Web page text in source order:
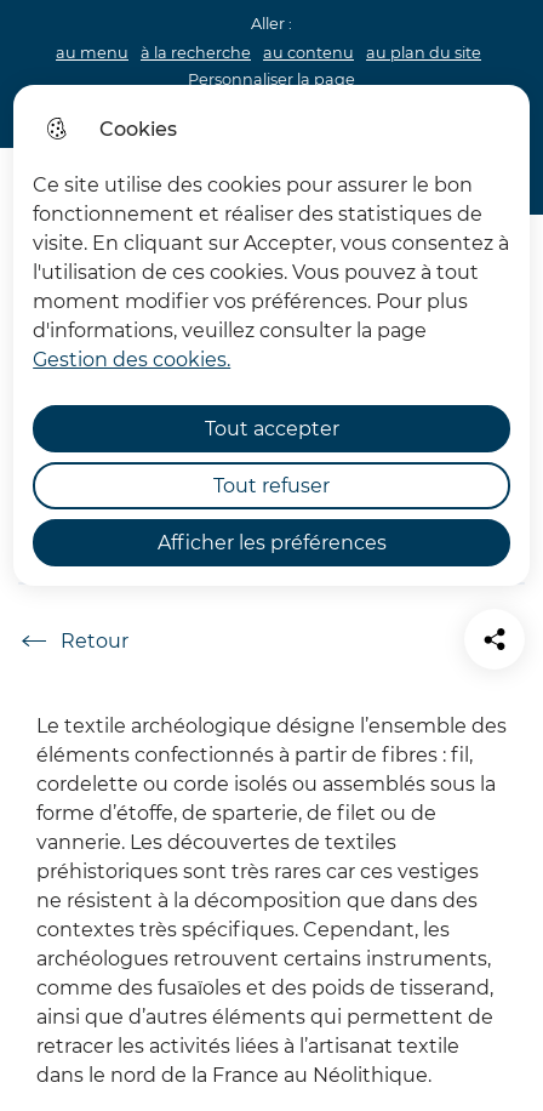
Cookies
Ce site utilise des cookies pour assurer le bon
fonctionnement et réaliser des statistiques de
visite. En cliquant sur Accepter, vous consentez à
l'utilisation de ces cookies. Vous pouvez à tout
moment modifier vos préférences. Pour plus
d'informations, veuillez consulter la page
Gestion des cookies.
Afficher les préférences
Tout accepter
Tout refuser
Aller :
au menu
à la recherche au contenu
au plan du site
Personnaliser la page
Archéologie 62
Menu
Café Archéo "Au Fil du
temps. Transformer les
plantes en textile au
Néolithique"
Accueil
Le textile archéologique désigne l’ensemble des
éléments confectionnés à partir de fibres : fil,
cordelette ou corde isolés ou assemblés sous la
forme d’étoffe, de sparterie, de filet ou de
vannerie. Les découvertes de textiles
préhistoriques sont très rares car ces vestiges
ne résistent à la décomposition que dans des
contextes très spécifiques. Cependant, les
archéologues retrouvent certains instruments,
comme des fusaïoles et des poids de tisserand,
ainsi que d’autres éléments qui permettent de
retracer les activités liées à l’artisanat textile
dans le nord de la France au Néolithique.